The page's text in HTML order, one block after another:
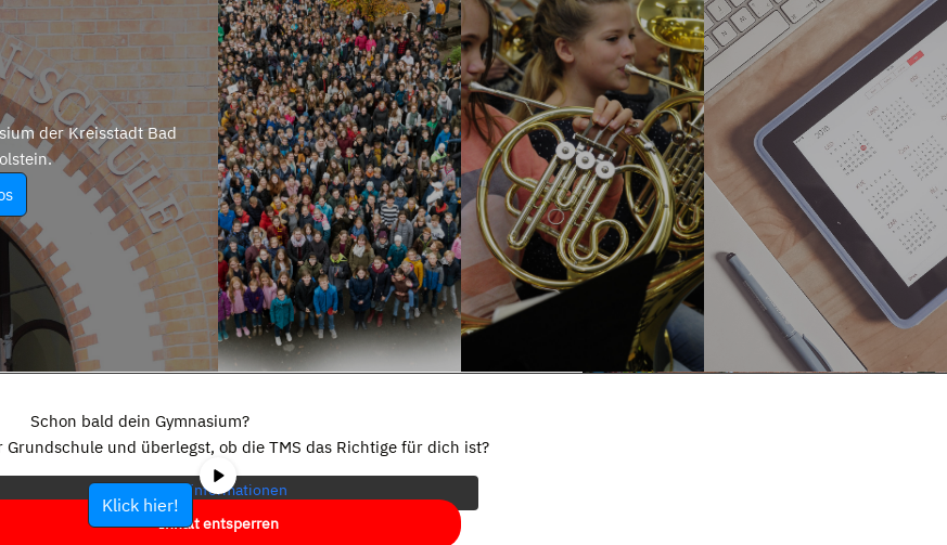
der Kreisstadt Bad
Inhalt zuzugreifen, klicken Sie auf die Schaltfläche unten.
beachten Sie, dass dabei Daten an Drittanbieter weitergegeben
werden.
Mehr Informationen
Inhalt entsperren
Schon bald dein Gymnasium?
Grundschule und überlegst, ob die TMS das Richtige für dich ist?
Klick hier!